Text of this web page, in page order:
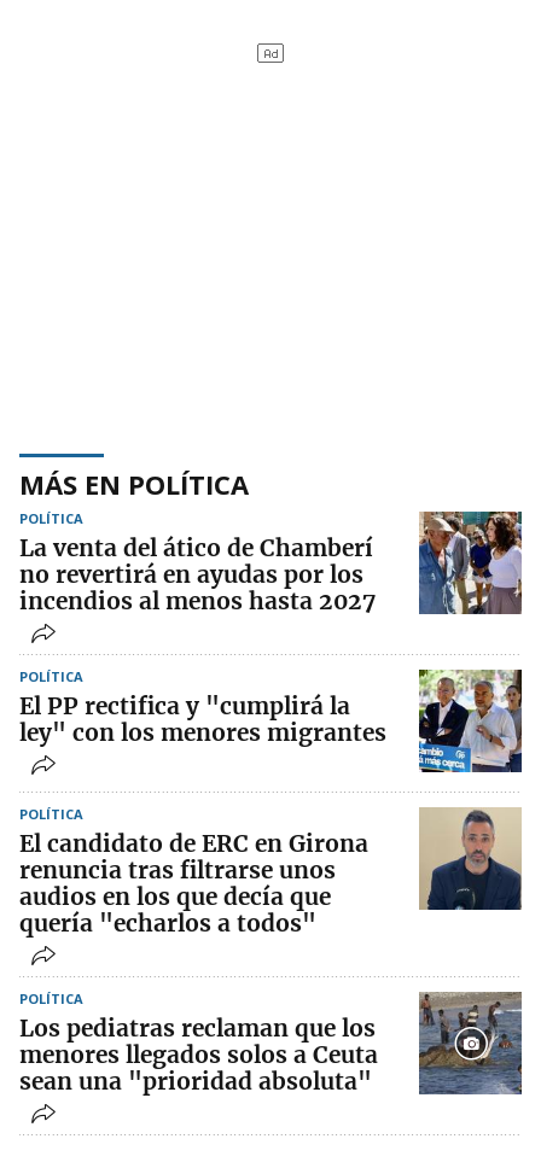
MÁS EN POLÍTICA
POLÍTICA
La venta del ático de Chamberí
no revertirá en ayudas por los
incendios al menos hasta 2027
POLÍTICA
El PP rectifica y "cumplirá la
ley" con los menores migrantes
POLÍTICA
El candidato de ERC en Girona
renuncia tras filtrarse unos
audios en los que decía que
quería "echarlos a todos"
POLÍTICA
Los pediatras reclaman que los
menores llegados solos a Ceuta
sean una "prioridad absoluta"